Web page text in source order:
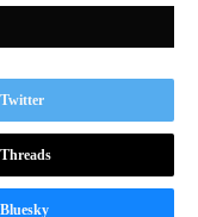
Twitter
Threads
Bluesky